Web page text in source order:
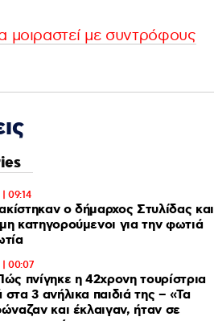
μοιραστεί με συντρόφους
09:14
ο δήμαρχος Στυλίδας και
κατηγορούμενοι για την φωτιά
| 00:07
πνίγηκε η 42χρονη τουρίστρια
3 ανήλικα παιδιά της – «Τα
και έκλαιγαν, ήταν σε